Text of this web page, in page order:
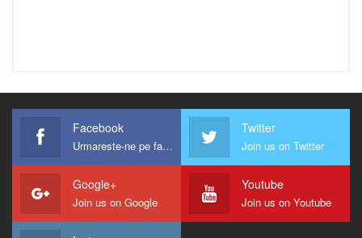
Facebook
Urmareste-ne pe facebook !
Twitter
Join us on Twitter
Google+
Join us on Google
Youtube
Join us on Youtube